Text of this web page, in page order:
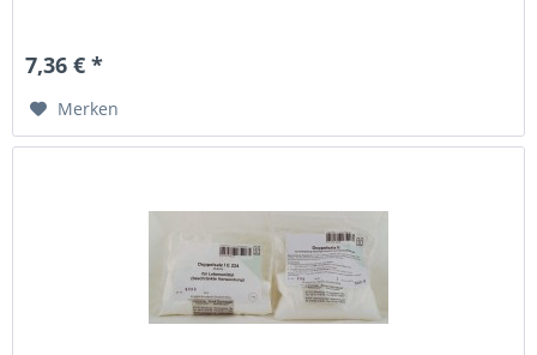
7,36 € *
Merken